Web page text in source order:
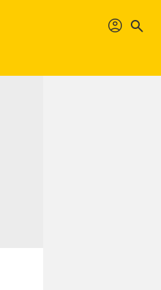
profil search